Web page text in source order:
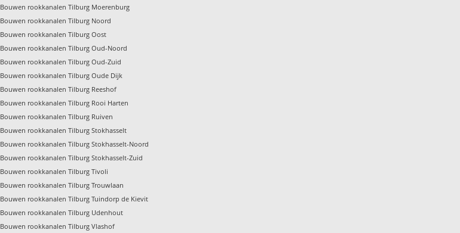
Bouwen rookkanalen Tilburg Moerenburg
Bouwen rookkanalen Tilburg Noord
Bouwen rookkanalen Tilburg Oost
Bouwen rookkanalen Tilburg Oud-Noord
Bouwen rookkanalen Tilburg Oud-Zuid
Bouwen rookkanalen Tilburg Oude Dijk
Bouwen rookkanalen Tilburg Reeshof
Bouwen rookkanalen Tilburg Rooi Harten
Bouwen rookkanalen Tilburg Ruiven
Bouwen rookkanalen Tilburg Stokhasselt
Bouwen rookkanalen Tilburg Stokhasselt-Noord
Bouwen rookkanalen Tilburg Stokhasselt-Zuid
Bouwen rookkanalen Tilburg Tivoli
Bouwen rookkanalen Tilburg Trouwlaan
Bouwen rookkanalen Tilburg Tuindorp de Kievit
Bouwen rookkanalen Tilburg Udenhout
Bouwen rookkanalen Tilburg Vlashof